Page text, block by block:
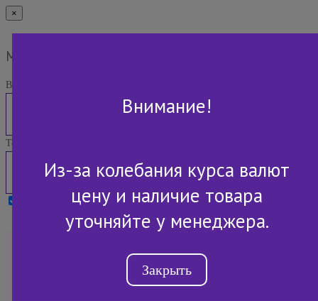
×
Мы Вам перезвоним
Ваше имя:
Телефон:
Я принимаю условия Политики конфиденциальности
+7 (843) 2-507-607
Внимание!
Из-за колебания курса валют
цену и наличие товара
уточняйте у менеджера.
Закрыть